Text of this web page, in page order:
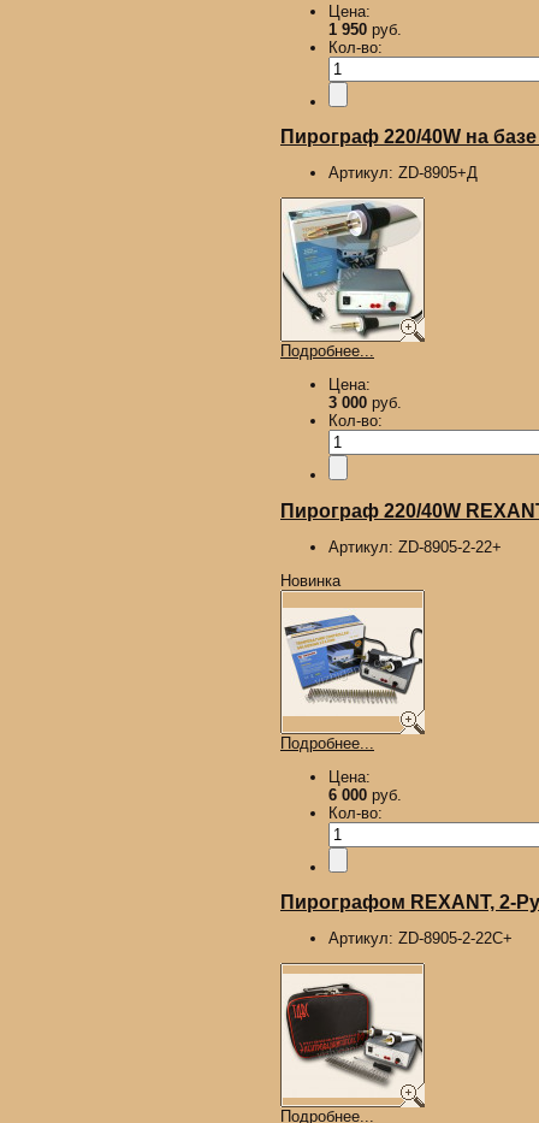
Цена:
1 950 руб.
Кол-во:
Пирограф 220/40W на
Артикул: ZD-8905+Д
Подробнее...
Цена:
3 000 руб.
Кол-во:
Пирограф 220/40W
Артикул: ZD-8905-2-22+
Новинка
Подробнее...
Цена:
6 000 руб.
Кол-во:
Пирографом REXANT, 2-
Артикул: ZD-8905-2-22С+
Подробнее...